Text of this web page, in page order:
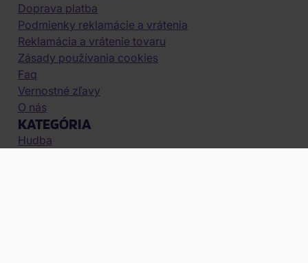
Doprava platba
Podmienky reklamácie a vrátenia
Reklamácia a vrátenie tovaru
Zásady používania cookies
Faq
Vernostné zľavy
O nás
KATEGÓRIA
Hudba